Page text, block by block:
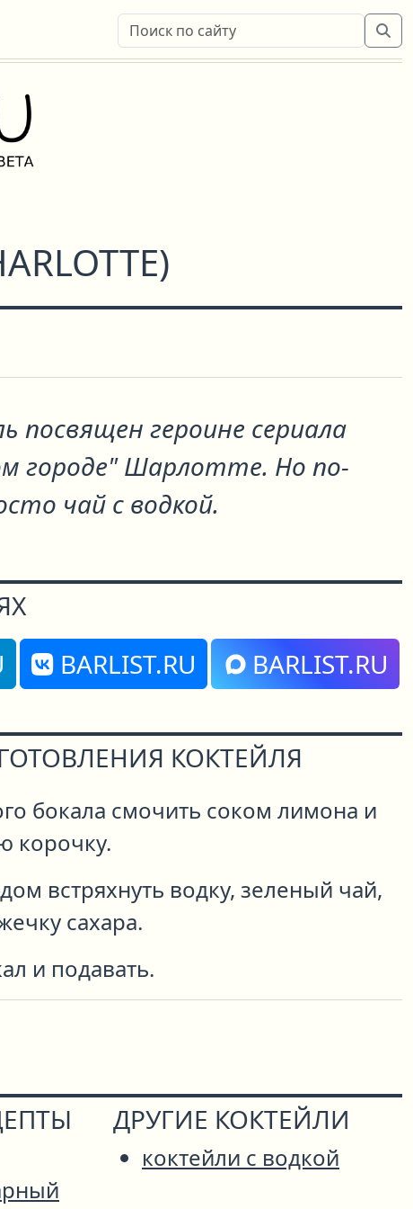
)
посвящен героине сериала
городе" Шарлотте. Но по-
чай с водкой.
BARLIST.RU BARLIST.RU
КОКТЕЙЛЯ
бокала смочить соком лимона и
корочку.
встряхнуть водку, зеленый чай,
сахара.
и подавать.
ДРУГИЕ КОКТЕЙЛИ
коктейли с водкой